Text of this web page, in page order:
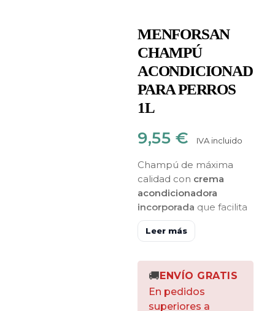
MENFORSAN
CHAMPÚ
ACONDICIONADOR
PARA PERROS
1L
9,55 € IVA incluido
Champú de máxima
calidad con crema
acondicionadora
incorporada que facilita
eldesenredado y
desanudado
los pelajes deteriorados.
Aporta volumen y brillo
reparando cada
mechón y
Leer más
🚚 ENVÍO GRATIS
En pedidos
superiores a